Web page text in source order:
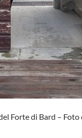
Forte di Bard – Foto